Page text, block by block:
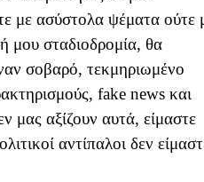
με ασύστολα ψέματα ούτε
μου σταδιοδρομία, θα
σοβαρό, τεκμηριωμένο
fake news και
μας αξίζουν αυτά, είμαστε
αντίπαλοι δεν